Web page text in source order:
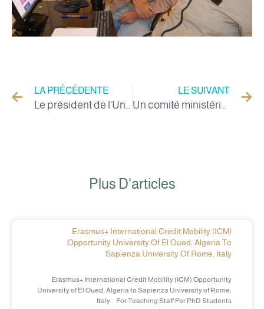
LA PRÉCÉDENTE LE SUIVANT
Plus D'articles
Erasmus+ International Credit Mobility (ICM)
Opportunity University Of El Oued, Algeria To
Sapienza University Of Rome, Italy
Erasmus+ International Credit Mobility (ICM) Opportunity
University of El Oued, Algeria to Sapienza University of Rome,
Italy For Teaching Staff For PhD Students